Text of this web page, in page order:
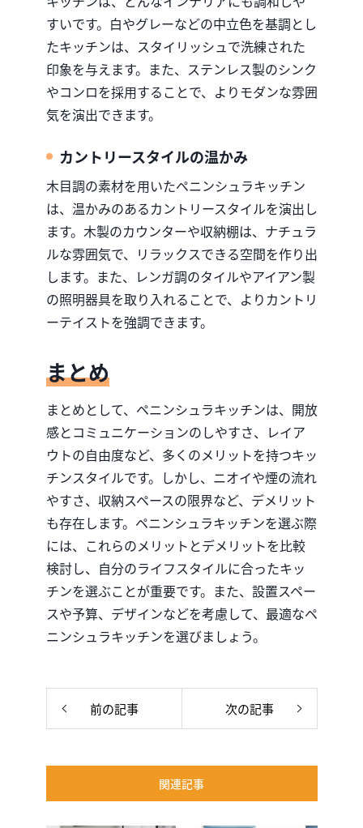
すいです。白やグレーなどの中立色を基調とし
たキッチンは、スタイリッシュで洗練された
印象を与えます。また、ステンレス製のシンク
やコンロを採用することで、よりモダンな雰囲
気を演出できます。
カントリースタイルの温かみ
木目調の素材を用いたペニンシュラキッチン
は、温かみのあるカントリースタイルを演出し
ます。木製のカウンターや収納棚は、ナチュラ
ルな雰囲気で、リラックスできる空間を作り出
します。また、レンガ調のタイルやアイアン製
の照明器具を取り入れることで、よりカントリ
ーテイストを強調できます。
まとめ
まとめとして、ペニンシュラキッチンは、開放
感とコミュニケーションのしやすさ、レイア
ウトの自由度など、多くのメリットを持つキッ
チンスタイルです。しかし、ニオイや煙の流れ
やすさ、収納スペースの限界など、デメリット
も存在します。ペニンシュラキッチンを選ぶ際
には、これらのメリットとデメリットを比較
検討し、自分のライフスタイルに合ったキッ
チンを選ぶことが重要です。また、設置スペー
スや予算、デザインなどを考慮して、最適なペ
ニンシュラキッチンを選びましょう。
前の記事 次の記事
関連記事